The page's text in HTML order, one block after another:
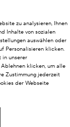
sind
Getestet auf
zu analysieren, Ihnen
Inhalte von sozialen
auswählen oder
Personalisieren klicken.
in unserer
klicken, um alle
Zustimmung jederzeit
der Webseite